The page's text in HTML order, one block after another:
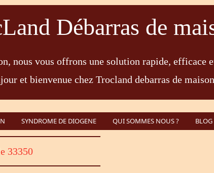
Débarras de
nous vous offrons une solution rapide, efficace
et bienvenue chez Trocland debarras de
SYNDROME DE DIOGENE QUI SOMMES NOUS ? BLOG
33350